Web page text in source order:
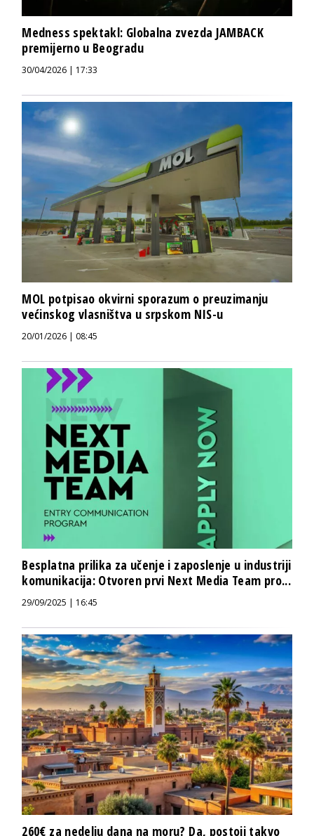
Medness spektakl: Globalna zvezda JAMBACK
premijerno u Beogradu
30/04/2026 | 17:33
MOL potpisao okvirni sporazum o preuzimanju
većinskog vlasništva u srpskom NIS-u
20/01/2026 | 08:45
Besplatna prilika za učenje i zaposlenje u industriji
komunikacija: Otvoren prvi Next Media Team pro...
29/09/2025 | 16:45
260€ za nedelju dana na moru? Da, postoji takvo